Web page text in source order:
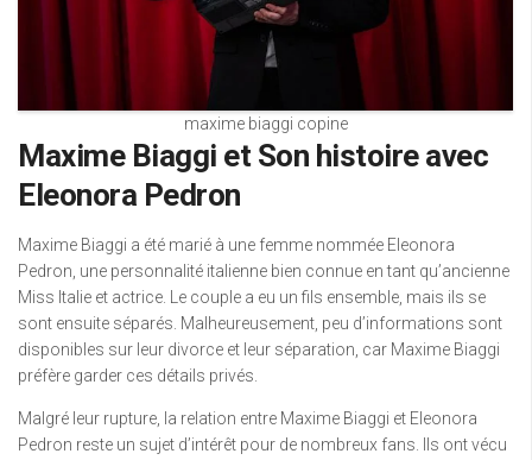
maxime biaggi copine
Maxime Biaggi et Son histoire avec
Eleonora Pedron
Maxime Biaggi a été marié à une femme nommée Eleonora
Pedron, une personnalité italienne bien connue en tant qu’ancienne
Miss Italie et actrice. Le couple a eu un fils ensemble, mais ils se
sont ensuite séparés. Malheureusement, peu d’informations sont
disponibles sur leur divorce et leur séparation, car Maxime Biaggi
préfère garder ces détails privés.
Malgré leur rupture, la relation entre Maxime Biaggi et Eleonora
Pedron reste un sujet d’intérêt pour de nombreux fans. Ils ont vécu